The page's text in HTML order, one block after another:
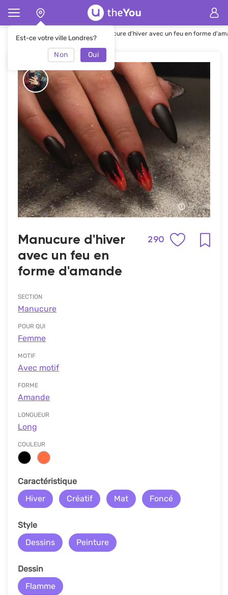
Est-ce votre ville Londres?
Non Oui
Page d'accueil Manucure Manucure d'hiver avec un feu en forme
Manucure d'hiver
avec un feu en
forme d'amande
290
SECTION
Manucure
POUR QUI
Femme
MOTIF
Avec motif
FORME
Amande
LONGUEUR
Long
COULEUR
Сaractéristique
Hiver
Créatif Mat Foncé
Style
Dessins
Peinture
Dessin
Flamme